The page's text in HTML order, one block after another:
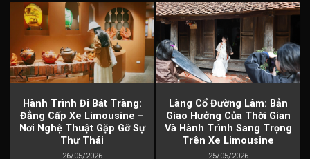
Hành Trình Đi Bát Tràng:
Đẳng Cấp Xe Limousine –
Nơi Nghệ Thuật Gặp Gỡ Sự
Thư Thái
26/05/2026
Làng Cổ Đường Lâm: Bản
Giao Hưởng Của Thời Gian
Và Hành Trình Sang Trọng
Trên Xe Limousine
25/05/2026